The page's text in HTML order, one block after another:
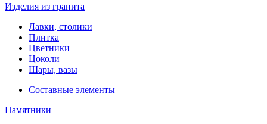
Изделия из гранита
Лавки, столики
Плитка
Цветники
Цоколи
Шары, вазы
Составные элементы
Памятники